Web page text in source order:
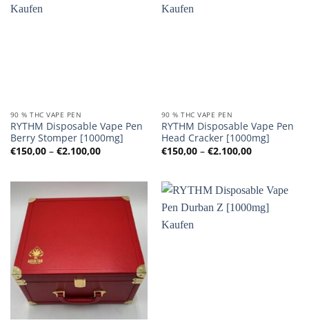
90 % THC VAPE PEN
RYTHM Disposable Vape Pen
Berry Stomper [1000mg]
€150,00 – €2.100,00Preisspanne:
€150,00
90 % THC VAPE PEN
RYTHM Disposable Vape Pen
Head Cracker [1000mg]
€150,00 – €2.100,00
€150,00